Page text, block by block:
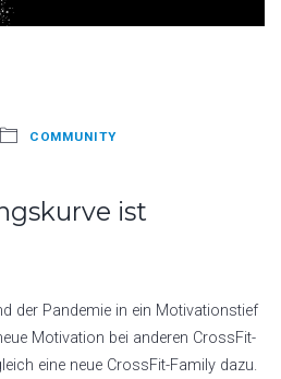
COMMUNITY
ist
der Pandemie in ein Motivationstief
Motivation bei anderen CrossFit-
eine neue CrossFit-Family dazu.